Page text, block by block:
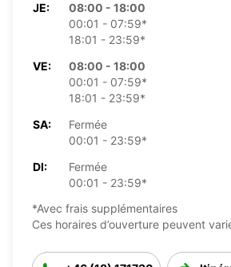
JE:
08:00 - 18:00
00:01 - 07:59*
18:01 - 23:59*
VE:
08:00 - 18:00
00:01 - 07:59*
18:01 - 23:59*
SA:
Fermée
00:01 - 23:59*
DI:
Fermée
00:01 - 23:59*
*Avec frais supplémentaires
Ces horaires d’ouverture peuvent